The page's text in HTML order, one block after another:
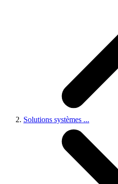
Solutions systèmes ...